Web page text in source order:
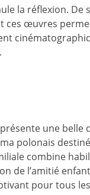
la réflexion. De
ces œuvres
une belle
polonais
combine
de l’amitié
pour tous